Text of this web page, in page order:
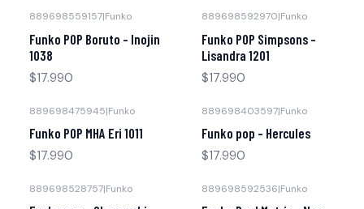
889698559157|Funko
Funko POP Boruto - Inojin
1038
$17.990
889698592970|Funko
Funko POP Simpsons -
Lisandra 1201
$17.990
889698475945|Funko
Funko POP MHA Eri 1011
$17.990
889698403597|Funko
Funko pop - Hercules
$17.990
889698528757|Funko 889698592536|Funko